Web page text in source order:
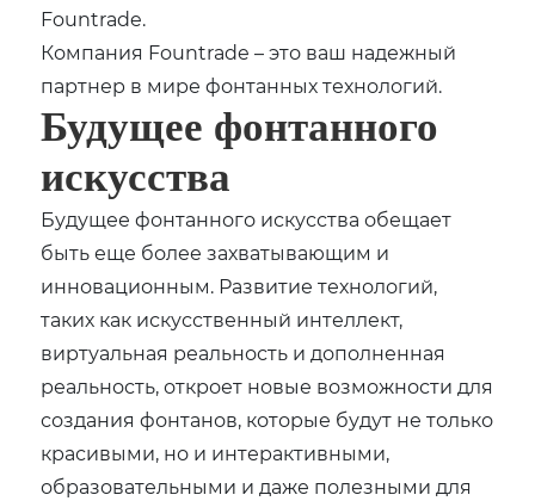
Fountrade.
Компания Fountrade – это ваш надежный
партнер в мире фонтанных технологий.
Будущее фонтанного
искусства
Будущее фонтанного искусства обещает
быть еще более захватывающим и
инновационным. Развитие технологий,
таких как искусственный интеллект,
виртуальная реальность и дополненная
реальность, откроет новые возможности для
создания фонтанов, которые будут не только
красивыми, но и интерактивными,
образовательными и даже полезными для